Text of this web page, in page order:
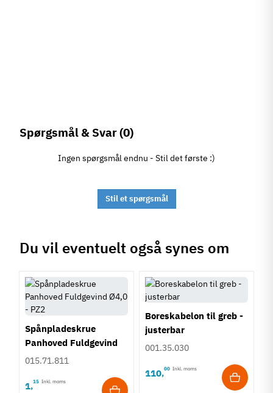
Spørgsmål & Svar(0)
Ingen spørgsmål endnu - Stil det første :)
Stil et spørgsmål
Du vil eventuelt også synes om
Spånpladeskrue
Panhoved Fuldgevind
Ø4,0 - PZ2
015.71.811
1,15 Inkl. moms
Boreskabelon til greb -
justerbar
001.35.030
110,00 Inkl. moms